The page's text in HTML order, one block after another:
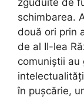
zguduite de
schimbarea.
două ori prin
de al II-lea
comuniștii au
în pușcărie,